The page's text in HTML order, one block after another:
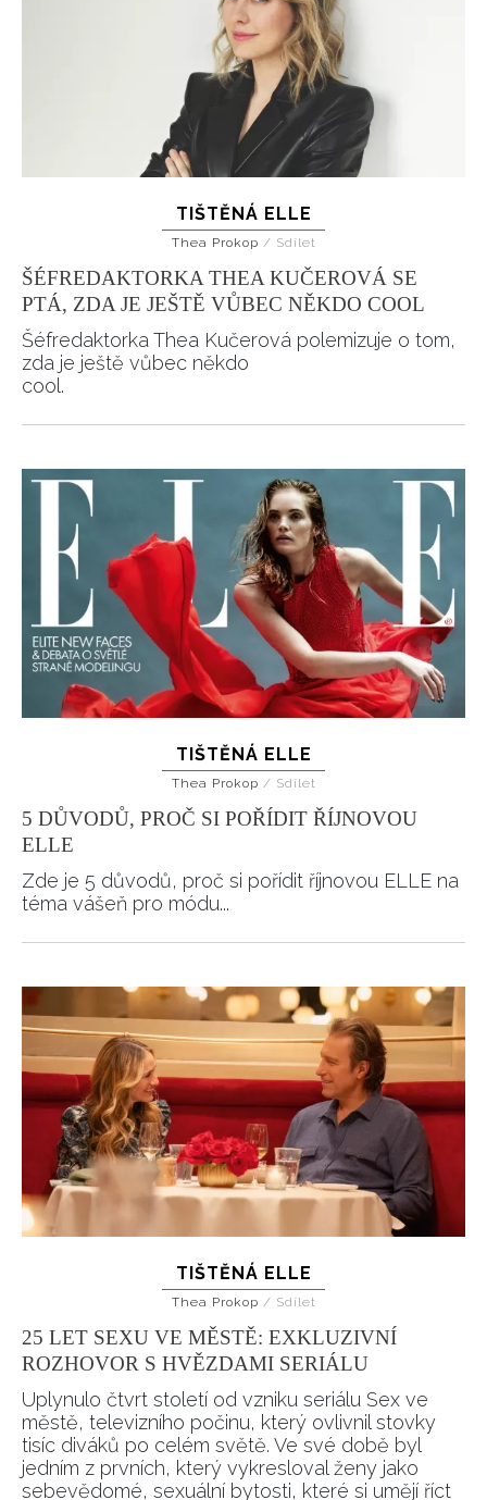
TIŠTĚNÁ ELLE
Thea Prokop / Sdílet
ŠÉFREDAKTORKA THEA KUČEROVÁ SE
PTÁ, ZDA JE JEŠTĚ VŮBEC NĚKDO COOL
Šéfredaktorka Thea Kučerová polemizuje o tom,
zda je ještě vůbec někdo
cool.
TIŠTĚNÁ ELLE
Thea Prokop / Sdílet
5 DŮVODŮ, PROČ SI POŘÍDIT ŘÍJNOVOU
ELLE
Zde je 5 důvodů, proč si pořídit říjnovou ELLE na
téma vášeň pro módu...
TIŠTĚNÁ ELLE
Thea Prokop / Sdílet
25 LET SEXU VE MĚSTĚ: EXKLUZIVNÍ
ROZHOVOR S HVĚZDAMI SERIÁLU
Uplynulo čtvrt století od vzniku seriálu Sex ve
městě, televizního počinu, který ovlivnil stovky
tisíc diváků po celém světě. Ve své době byl
jedním z prvních, který vykresloval ženy jako
sebevědomé, sexuální bytosti, které si umějí říct